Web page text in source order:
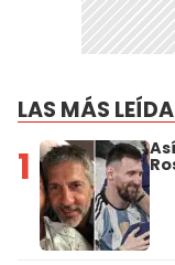
LAS MÁS
1